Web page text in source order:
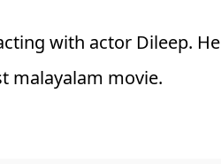
with actor Dileep. He
malayalam movie.